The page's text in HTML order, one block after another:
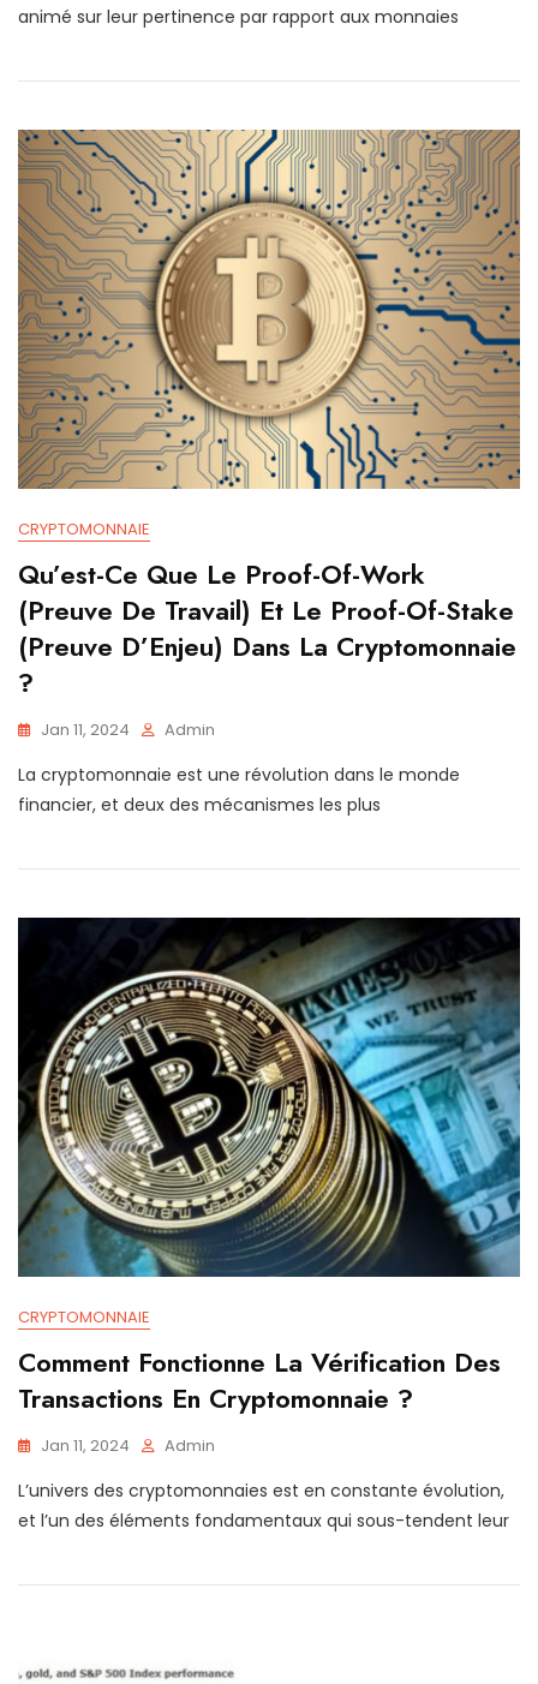
animé sur leur pertinence par rapport aux monnaies
CRYPTOMONNAIE
Qu’est-Ce Que Le Proof-Of-Work
(Preuve De Travail) Et Le Proof-Of-Stake
(Preuve D’Enjeu) Dans La Cryptomonnaie
?
Jan 11, 2024 Admin
La cryptomonnaie est une révolution dans le monde
financier, et deux des mécanismes les plus
CRYPTOMONNAIE
Comment Fonctionne La Vérification Des
Transactions En Cryptomonnaie ?
Jan 11, 2024 Admin
L’univers des cryptomonnaies est en constante évolution,
et l’un des éléments fondamentaux qui sous-tendent leur